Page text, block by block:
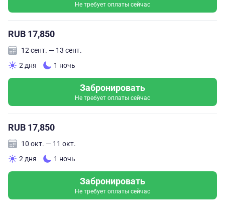
Не требует оплаты сейчас
RUB 17,850
12 сент. — 13 сент.
2 дня
1 ночь
Забронировать
Не требует оплаты сейчас
RUB 17,850
10 окт. — 11 окт.
2 дня
1 ночь
Забронировать
Не требует оплаты сейчас